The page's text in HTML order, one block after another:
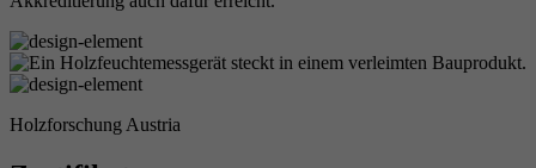
Holzforschung Austria